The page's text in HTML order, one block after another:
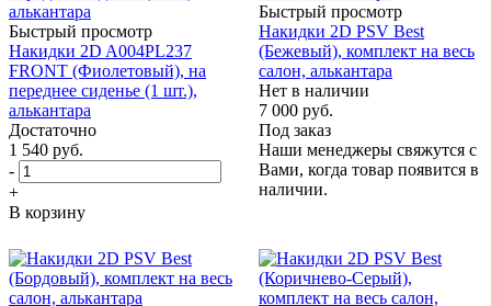
Быстрый просмотр
Накидки 2D A004PL237
FRONT (Фиолетовый), на
переднее сиденье (1 шт.),
алькантара
Достаточно
1 540 руб.
-
+
В корзину
Быстрый просмотр
Накидки 2D PSV Best
(Бежевый), комплект на весь
салон, алькантара
Нет в наличии
7 000 руб.
Под заказ
Наши менеджеры свяжутся с
Вами, когда товар появится в
наличии.